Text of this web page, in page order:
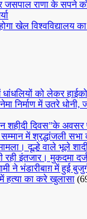
जसपाल राणा के सपने
खेल विश्वविद्यालय
को लेकर
निर्माण में उतरे धोनी,
शहीदी दिवस”के अवसर
सम्मान में श्रद्धांजली सभा
दूल्हे वाले भूले
रही इंतजार। मुकदमा दर्ज
ने भंडारीबाग़ में हुई
हत्या का करे खुलासा